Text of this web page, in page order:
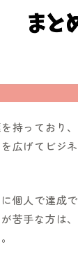
持っており
広げてビジ
個人で達成
苦手な方は